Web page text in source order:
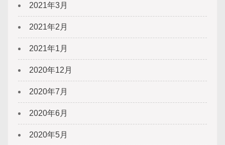
2021年3月
2021年2月
2021年1月
2020年12月
2020年7月
2020年6月
2020年5月